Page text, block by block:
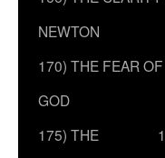
NEWTON
170) THE FEAR OF
GOD
175) THE